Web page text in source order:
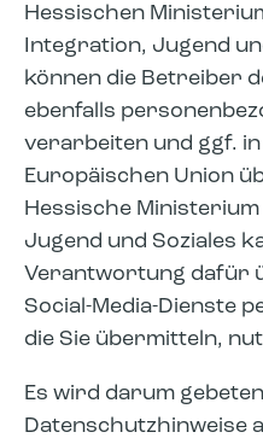
Hessischen
Integration, Jugend
können die Betreiber
ebenfalls
verarbeiten und ggf.
Europäischen Union
Hessische
Jugend und Soziales
Verantwortung dafür
Social-Media-Dienste
die Sie übermitteln,
Es wird darum
Datenschutzhinweise